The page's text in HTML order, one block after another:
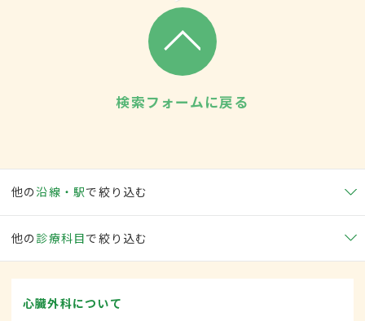
検索フォームに戻る
他の沿線・駅で絞り込む
他の 診療科目で絞り込む
心臓外科について